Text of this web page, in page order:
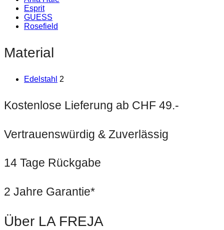
Esprit
GUESS
Rosefield
Material
Edelstahl 2
Kostenlose Lieferung ab CHF 49.-
Vertrauenswürdig & Zuverlässig
14 Tage Rückgabe
2 Jahre Garantie*
Über LA FREJA